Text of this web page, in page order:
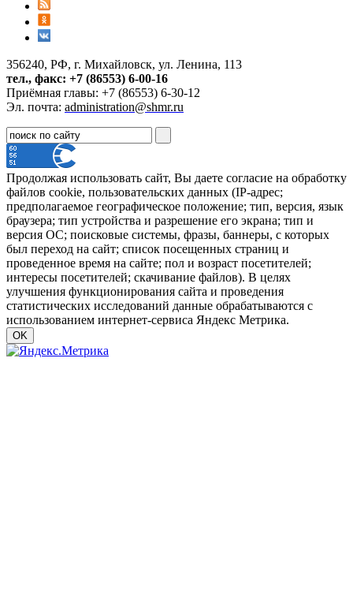
356240, РФ, г. Михайловск, ул. Ленина, 113
тел., факс: +7 (86553) 6-00-16
Приёмная главы: +7 (86553) 6-30-12
Эл. почта: administration@shmr.ru
Продолжая использовать сайт, Вы даете согласие на обработку
файлов cookie, пользовательских данных (IP-адрес;
предполагаемое географическое положение; тип, версия, язык
браузера; тип устройства и разрешение его экрана; тип и
версия ОС; поисковые системы, фразы, баннеры, с которых
был переход на сайт; список посещенных страниц и
проведенное время на сайте; пол и возраст посетителей;
интересы посетителей; скачивание файлов). В целях
улучшения функционирования сайта и проведения
статистических исследований данные обрабатываются с
использованием интернет-сервиса Яндекс Метрика.
OK